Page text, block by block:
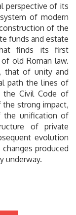
perspective of its
of modern
of the
funds and estate
finds its first
old Roman law.
that of unity and
path the lines of
the Civil Code of
the strong impact,
the unification of
of private
evolution
produced
underway.